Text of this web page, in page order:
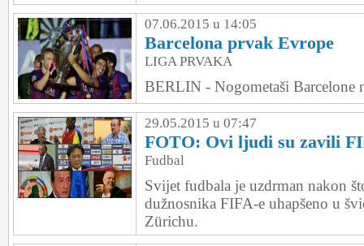
07.06.2015 u 14:05
Barcelona prvak Evrope
LIGA PRVAKA
BERLIN - Nogometaši Barcelone
29.05.2015 u 07:47
FOTO: Ovi ljudi su zavili
Fudbal
Svijet fudbala je uzdrman nakon
dužnosnika FIFA-e uhapšeno u
Zürichu.